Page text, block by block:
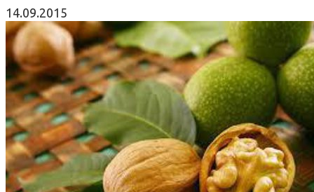
14.09.2015